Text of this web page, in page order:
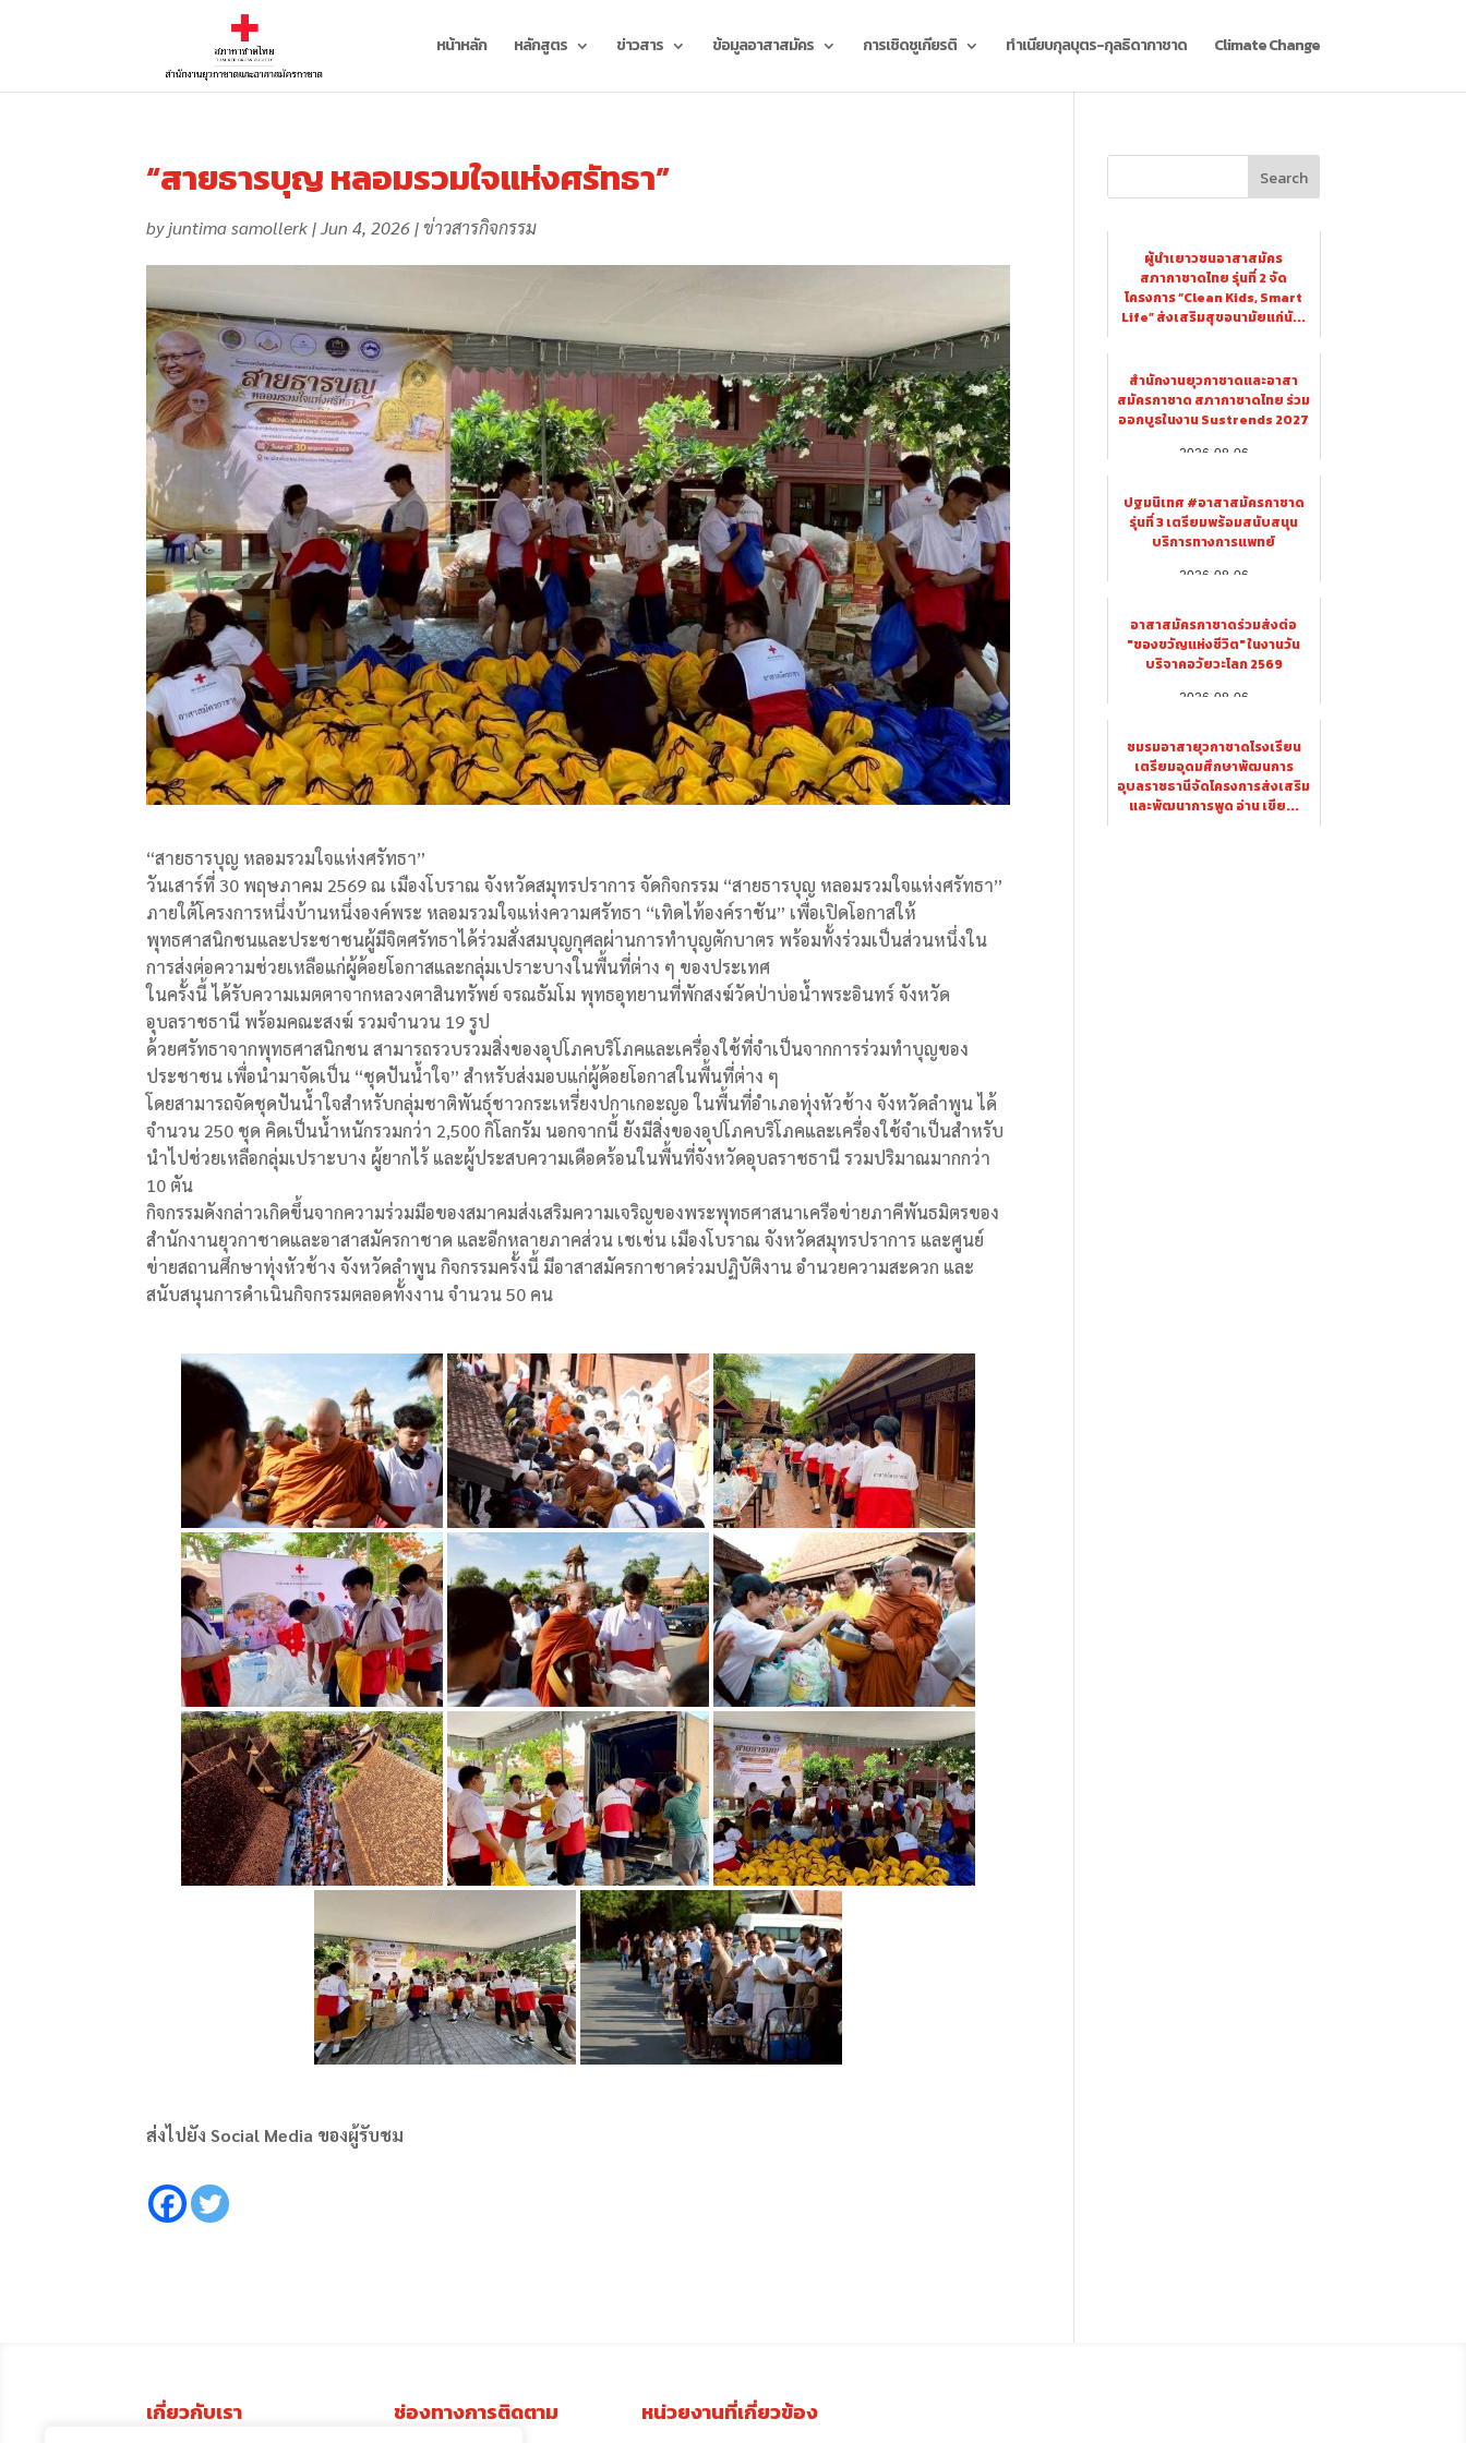
หน้าหลัก หลักสูตร ข่าวสาร ข้อมูลอาสาสมัคร การเชิดชูเกียรติ ทำเนียบกุลบุตร-กุลธิดากาชาด Climate Change
“สายธารบุญ หลอมรวมใจแห่งศรัทธา”
byjuntima samollerk|Jun 4, 2026|ข่าวสารกิจกรรม
“สายธารบุญ หลอมรวมใจแห่งศรัทธา”
วันเสาร์ที่ 30 พฤษภาคม 2569 ณ เมืองโบราณ จังหวัดสมุทรปราการ จัดกิจกรรม “สายธารบุญ หลอมรวมใจแห่งศรัทธา”
ภายใต้โครงการหนึ่งบ้านหนึ่งองค์พระ หลอมรวมใจแห่งความศรัทธา “เทิดไท้องค์ราชัน” เพื่อเปิดโอกาสให้
พุทธศาสนิกชนและประชาชนผู้มีจิตศรัทธาได้ร่วมสั่งสมบุญกุศลผ่านการทำบุญตักบาตร พร้อมทั้งร่วมเป็นส่วนหนึ่งใน
การส่งต่อความช่วยเหลือแก่ผู้ด้อยโอกาสและกลุ่มเปราะบางในพื้นที่ต่าง ๆ ของประเทศ
ในครั้งนี้ ได้รับความเมตตาจากหลวงตาสินทรัพย์ จรณธัมโม พุทธอุทยานที่พักสงฆ์วัดป่าบ่อน้ำพระอินทร์ จังหวัด
อุบลราชธานี พร้อมคณะสงฆ์ รวมจำนวน 19 รูป
ด้วยศรัทธาจากพุทธศาสนิกชน สามารถรวบรวมสิ่งของอุปโภคบริโภคและเครื่องใช้ที่จำเป็นจากการร่วมทำบุญของ
ประชาชน เพื่อนำมาจัดเป็น “ชุดปันน้ำใจ” สำหรับส่งมอบแก่ผู้ด้อยโอกาสในพื้นที่ต่าง ๆ
โดยสามารถจัดชุดปันน้ำใจสำหรับกลุ่มชาติพันธุ์ชาวกระเหรี่ยงปกาเกอะญอ ในพื้นที่อำเภอทุ่งหัวช้าง จังหวัดลำพูน ได้
จำนวน 250 ชุด คิดเป็นน้ำหนักรวมกว่า 2,500 กิโลกรัม นอกจากนี้ ยังมีสิ่งของอุปโภคบริโภคและเครื่องใช้จำเป็นสำหรับ
นำไปช่วยเหลือกลุ่มเปราะบาง ผู้ยากไร้ และผู้ประสบความเดือดร้อนในพื้นที่จังหวัดอุบลราชธานี รวมปริมาณมากกว่า
10 ตัน
กิจกรรมดังกล่าวเกิดขึ้นจากความร่วมมือของสมาคมส่งเสริมความเจริญของพระพุทธศาสนาเครือข่ายภาคีพันธมิตรของ
สำนักงานยุวกาชาดและอาสาสมัครกาชาด และอีกหลายภาคส่วน เชเช่น เมืองโบราณ จังหวัดสมุทรปราการ และศูนย์
ข่ายสถานศึกษาทุ่งหัวช้าง จังหวัดลำพูน กิจกรรมครั้งนี้ มีอาสาสมัครกาชาดร่วมปฏิบัติงาน อำนวยความสะดวก และ
สนับสนุนการดำเนินกิจกรรมตลอดทั้งงาน จำนวน 50 คน
ส่งไปยัง Social Media ของผู้รับชม
Search
ผู้นำเยาวชนอาสาสมัคร
สภากาชาดไทย รุ่นที่ 2 จัด
โครงการ “Clean Kids, Smart
Life” ส่งเสริมสุขอนามัยแก่นั...
สำนักงานยุวกาชาดและอาสา
สมัครกาชาด สภากาชาดไทย ร่วม
ออกบูธในงาน Sustrends 2027
2026-08-06
ปฐมนิเทศ #อาสาสมัครกาชาด
รุ่นที่ 3 เตรียมพร้อมสนับสนุน
บริการทางการแพทย์
2026-08-06
อาสาสมัครกาชาดร่วมส่งต่อ
"ของขวัญแห่งชีวิต" ในงานวัน
บริจาคอวัยวะโลก 2569
2026-08-06
ชมรมอาสายุวกาชาดโรงเรียน
เตรียมอุดมศึกษาพัฒนการ
อุบลราชธานีจัดโครงการส่งเสริม
และพัฒนาการพูด อ่าน เขีย...
เกี่ยวกับเรา ช่องทางการติดตาม หน่วยงานที่เกี่ยวข้อง